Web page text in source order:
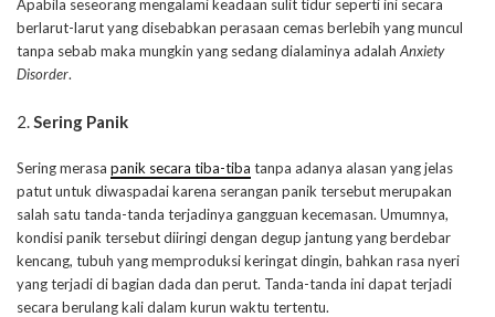
Apabila seseorang mengalami keadaan sulit tidur seperti ini secara
berlarut-larut yang disebabkan perasaan cemas berlebih yang muncul
tanpa sebab maka mungkin yang sedang dialaminya adalah Anxiety
Disorder.
2.Sering Panik
Sering merasa panik secara tiba-tiba tanpa adanya alasan yang jelas
patut untuk diwaspadai karena serangan panik tersebut merupakan
salah satu tanda-tanda terjadinya gangguan kecemasan. Umumnya,
kondisi panik tersebut diiringi dengan degup jantung yang berdebar
kencang, tubuh yang memproduksi keringat dingin, bahkan rasa nyeri
yang terjadi di bagian dada dan perut. Tanda-tanda ini dapat terjadi
secara berulang kali dalam kurun waktu tertentu.